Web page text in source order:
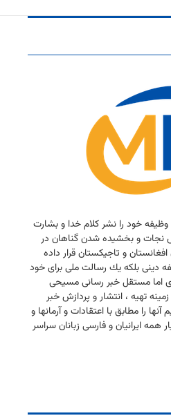
خود را نشر كلام خدا و بشارت
نجات و بخشیده شدن گناهان در
و تاجیكستان قرار داده
دینی بلكه یك رسالت ملی برای خود
اما مستقل خبر رسانی مسیحی
تهیه ، انتشار و پردازش خبر
را مطابق با اعتقادات و آرمانها و
همه ایرانیان و فارسی زبانان سراسر